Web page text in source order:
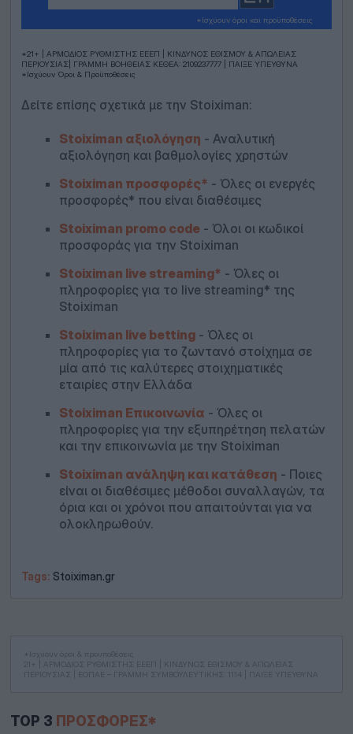
*Iσχύουν όροι και προϋποθέσεις
*21+ | ΑΡΜΟΔΙΟΣ ΡΥΘΜΙΣΤΗΣ ΕΕΕΠ | ΚΙΝΔΥΝΟΣ ΕΘΙΣΜΟΥ & ΑΠΩΛΕΙΑΣ
ΠΕΡΙΟΥΣΙΑΣ| ΓΡΑΜΜΗ ΒΟΗΘΕΙΑΣ ΚΕΘΕΑ: 2109237777 | ΠΑΙΞΕ ΥΠΕΥΘΥΝΑ
*Ισχύουν Όροι & Προϋποθέσεις
Δείτε επίσης σχετικά με την Stoiximan:
Stoiximan αξιολόγηση - Αναλυτική
αξιολόγηση και βαθμολογίες χρηστών
Stoiximan προσφορές* - Όλες οι ενεργές
προσφορές* που είναι διαθέσιμες
Stoiximan promo code- Όλοι οι κωδικοί
προσφοράς για την Stoiximan
Stoiximan live streaming* - Όλες οι
πληροφορίες για το live streaming* της
Stoiximan
Stoiximan live betting- Όλες οι
πληροφορίες για το ζωντανό στοίχημα σε
μία από τις καλύτερες στοιχηματικές
εταιρίες στην Ελλάδα
Stoiximan Επικοινωνία - Όλες οι
πληροφορίες για την εξυπηρέτηση πελατών
και την επικοινωνία με την Stoiximan
Stoiximan ανάληψη και κατάθεση - Ποιες
είναι οι διαθέσιμες μέθοδοι συναλλαγών, τα
όρια και οι χρόνοι που απαιτούνται για να
ολοκληρωθούν.
Tags: Stoiximan.gr
*Ισχύουν όροι & προυποθέσεις
21+ | ΑΡΜΟΔΙΟΣ ΡΥΘΜΙΣΤΗΣ ΕΕΕΠ | ΚΙΝΔΥΝΟΣ ΕΘΙΣΜΟΥ & ΑΠΩΛΕΙΑΣ
ΠΕΡΙΟΥΣΙΑΣ | ΕΟΠΑΕ – ΓΡΑΜΜΗ ΣΥΜΒΟΥΛΕΥΤΙΚΗΣ: 1114 | ΠΑΙΞΕ ΥΠΕΥΘΥΝΑ
TOP 3 ΠΡΟΣΦΟΡΈΣ*